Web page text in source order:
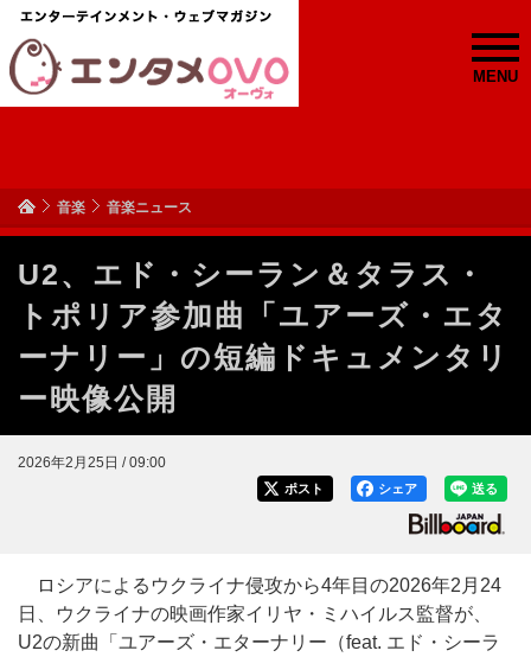
MENU
音楽 音楽ニュース
U2、エド・シーラン＆タラス・
トポリア参加曲「ユアーズ・エタ
ーナリー」の短編ドキュメンタリ
ー映像公開
2026年2月25日 / 09:00
送る
シェア
ポスト
ロシアによるウクライナ侵攻から4年目の2026年2月24
日、ウクライナの映画作家イリヤ・ミハイルス監督が、
U2の新曲「ユアーズ・エターナリー（feat. エド・シーラ